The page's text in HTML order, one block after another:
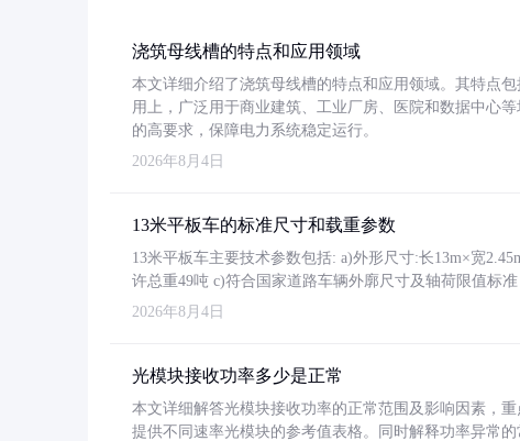
浇筑母线槽的特点和应用领域
本文详细介绍了浇筑母线槽的特点和应用领域。其特点
用上，广泛用于商业建筑、工业厂房、医院和数据中心
的高要求，保障电力系统稳定运行。
2026年8月4日
13米平板车的标准尺寸和载重参数
13米平板车主要技术参数包括: a)外形尺寸:长13m×宽
许总重49吨 c)符合国家道路车辆外廓尺寸及轴荷限值标准
2026年8月4日
光模块接收功率多少是正常
本文详细解答光模块接收功率的正常范围及影响因素，
提供不同速率光模块的参考值表格。同时解释功率异常